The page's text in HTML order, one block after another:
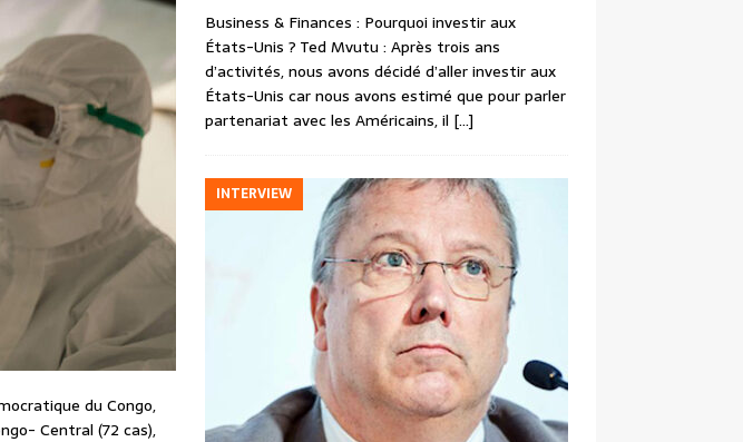
du Congo,
Central (72 cas),
Business & Finances : Pourquoi investir aux
États-Unis ? Ted Mvutu : Après trois ans
d’activités, nous avons décidé d’aller investir aux
États-Unis car nous avons estimé que pour parler
partenariat avec les Américains, il […]
INTERVIEW